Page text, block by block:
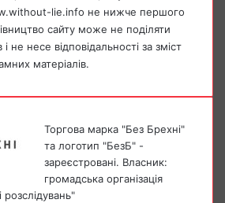
lie.info не нижче першого
сайту може не поділяти
не несе відповідальності за зміст
матеріалів.
Торгова марка "Без Брехні"
та логотип "БезБ" -
зареєстровані. Власник:
громадська організація
розслідувань"